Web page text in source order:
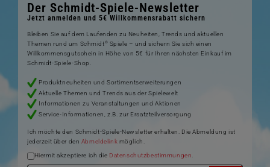
Der Schmidt-Spiele-Newsletter
Jetzt anmelden und 5€ Willkommensrabatt sichern
Bleiben Sie auf dem Laufenden zu Neuheiten, Trends und aktuellen
Themen rund um Schmidt® Spiele – und sichern Sie sich einen
Willkommensgutschein in Höhe von 5€ für Ihren nächsten Einkauf im
Schmidt-Spiele-Shop.
Produktneuheiten und Sortimentserweiterungen
Aktuelle Themen und Trends aus der Spielewelt
Informationen zu Veranstaltungen und Aktionen
Service-Informationen, z.B. zur Ersatzteilversorgung
Ich möchte den Schmidt-Spiele-Newsletter erhalten. Die Abmeldung ist
jederzeit über den Abmeldelink möglich.
Hiermit akzeptiere ich die Datenschutzbestimmungen.